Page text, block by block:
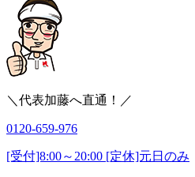
＼代表加藤へ直通！／
0120-659-976
[受付]8:00～20:00 [定休]元日のみ